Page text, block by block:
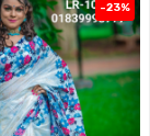
-23%